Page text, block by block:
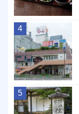
4
5